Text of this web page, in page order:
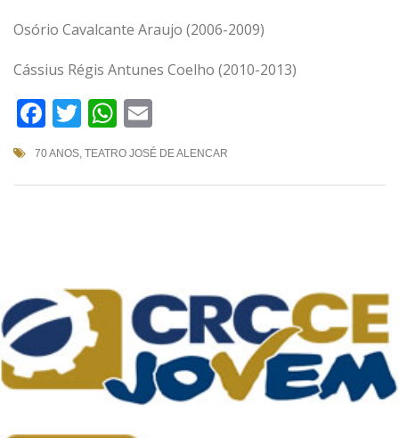
Osório Cavalcante Araujo (2006-2009)
Cássius Régis Antunes Coelho (2010-2013)
Facebook
TwitterWhatsApp
70 ANOS, TEATRO JOSÉ DE ALENCAR